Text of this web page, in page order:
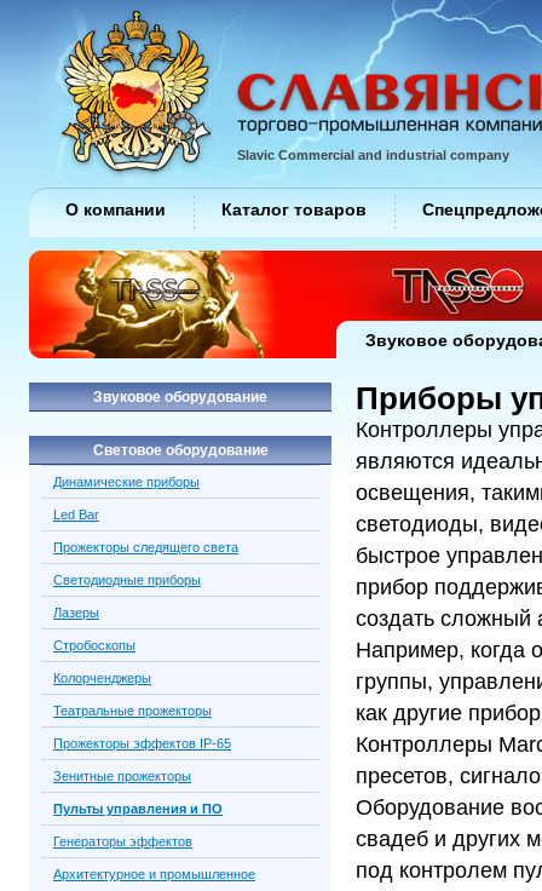
Приборы
Контроллеры
являются
освещения,
светодиоды,
быстрое
прибор
создать сложный
Например, когда
группы,
как другие
Контроллеры
пресетов,
Оборудование
свадеб и других
под контролем
Звуковое оборудование
Световое оборудование
Динамические приборы
Led Bar
Прожекторы следящего света
Светодиодные приборы
Лазеры
Стробоскопы
Колорченджеры
Театральные прожекторы
Прожекторы эффектов IP-65
Зенитные прожекторы
Пульты управления и ПО
Генераторы эффектов
Архитектурное и промышленное
Slavic Commercial and industrial company
О компании Каталог товаров
Звуковое